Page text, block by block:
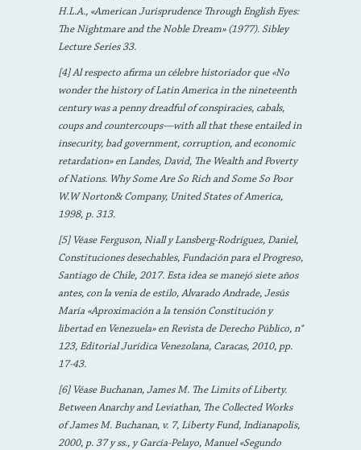
H.L.A., «American Jurisprudence Through English Eyes:
The Nightmare and the Noble Dream» (1977). Sibley
Lecture Series 33.
[4] Al respecto afirma un célebre historiador que «No
wonder the history of Latin America in the nineteenth
century was a penny dreadful of conspiracies, cabals,
coups and countercoups—with all that these entailed in
insecurity, bad government, corruption, and economic
retardation» en Landes, David, The Wealth and Poverty
of Nations. Why Some Are So Rich and Some So Poor
W.W Norton& Company, United States of America,
1998, p. 313.
[5] Véase Ferguson, Niall y Lansberg-Rodríguez, Daniel,
Constituciones desechables, Fundación para el Progreso,
Santiago de Chile, 2017. Esta idea se manejó siete años
antes, con la venia de estilo, Alvarado Andrade, Jesús
María «Aproximación a la tensión Constitución y
libertad en Venezuela» en Revista de Derecho Público, n°
123, Editorial Jurídica Venezolana, Caracas, 2010, pp.
17-43.
[6] Véase Buchanan, James M. The Limits of Liberty.
Between Anarchy and Leviathan, The Collected Works
of James M. Buchanan, v. 7, Liberty Fund, Indianapolis,
2000, p. 37 y ss., y García-Pelayo, Manuel «Segundo